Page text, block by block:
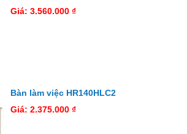
Giá: 3.560.000 ₫
Bàn làm việc HR140HLC2
Giá: 2.375.000 ₫